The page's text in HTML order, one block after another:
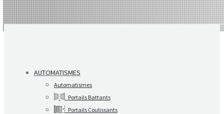
AUTOMATISMES
Automatismes
Portails Battants
Portails Coulissants